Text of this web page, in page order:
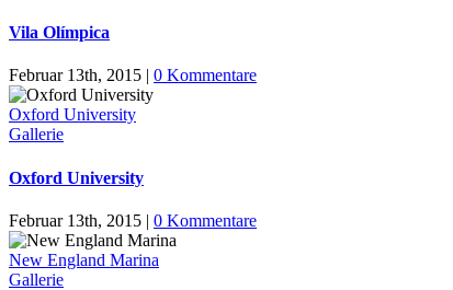
Vila Olímpica
Februar 13th, 2015 | 0 Kommentare
Oxford University
Gallerie
Oxford University
Februar 13th, 2015 | 0 Kommentare
New England Marina
Gallerie